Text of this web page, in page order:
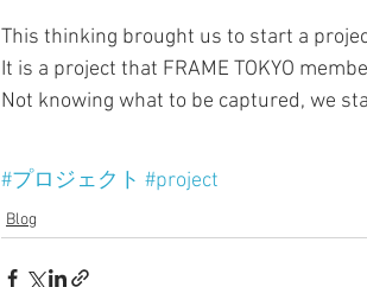
This thinking brought us to start a
It is a project that FRAME TOKYO
Not knowing what to be captured, we
#プロジェクト #project
Blog